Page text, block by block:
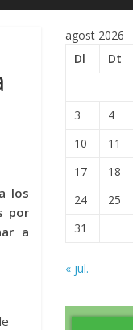
los
por
a
agost 2026
Dl
Dt
3
4
10
11
17
18
24
25
31
« jul.